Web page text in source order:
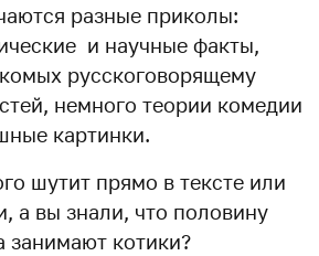
разные приколы:
и научные факты,
русскоговорящему
немного теории комедии
картинки.
шутит прямо в тексте или
а вы знали, что половину
занимают котики?